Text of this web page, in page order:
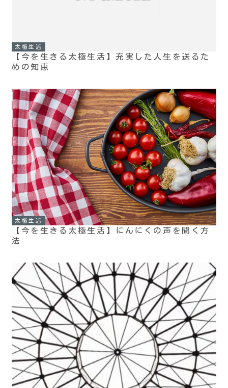
太極生活
【今を生きる太極生活】充実した人生を送るた
めの知恵
太極生活
【今を生きる太極生活】にんにくの声を聞く方
法